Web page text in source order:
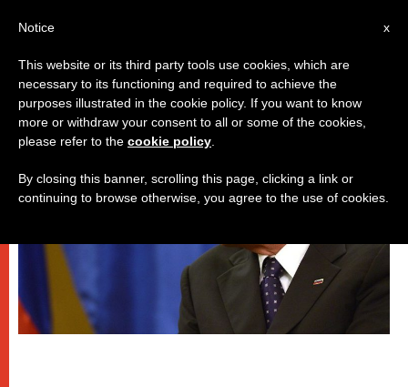
PAPI
x
Notice
This website or its third party tools use cookies, which are
necessary to its functioning and required to achieve the
purposes illustrated in the cookie policy. If you want to know
more or withdraw your consent to all or some of the cookies,
please refer to the cookie policy
By closing this banner, scrolling this page, clicking a link or
continuing to browse otherwise, you agree to the use of cookies.